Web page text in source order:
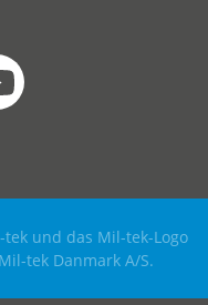
und das Mil-tek-Logo
tek Danmark A/S.